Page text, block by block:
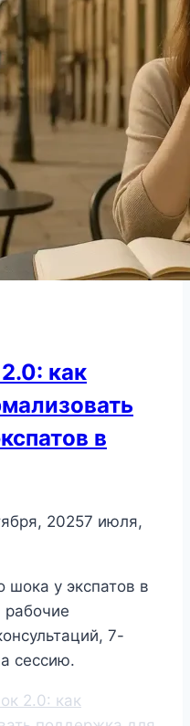
как
в
20257 июля,
шока у экспатов в
рабочие
7-
сессию.
2.0: как